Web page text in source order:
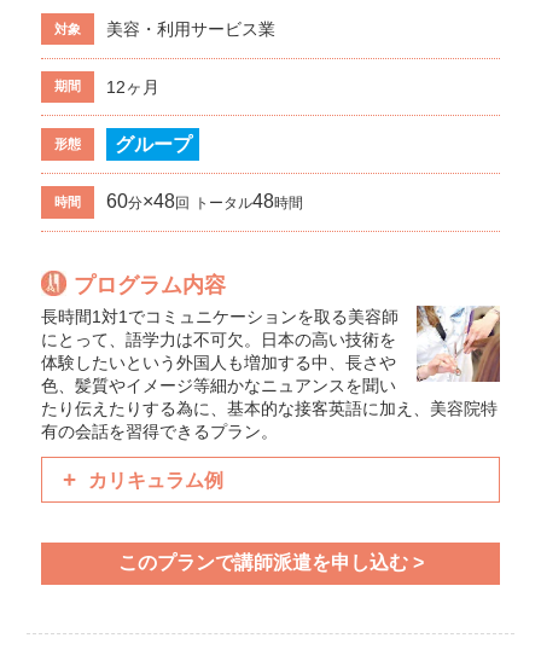
対象 美容・利用サービス業
期間 12ヶ月
形態 グループ
時間 60分×48回 トータル48時間
プログラム内容
長時間1対1でコミュニケーションを取る美容師
にとって、語学力は不可欠。日本の高い技術を
体験したいという外国人も増加する中、長さや
色、髪質やイメージ等細かなニュアンスを聞い
たり伝えたりする為に、基本的な接客英語に加え、美容院特
有の会話を習得できるプラン。
カリキュラム例
イメージを伺う／イメージを提案する／長さや量につ
いて説明
このプランで講師派遣を申し込む >